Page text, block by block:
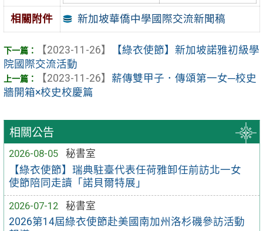
相關公告
2026-08-05
秘書室
【綠衣使節】瑞典駐臺代表任荷雅卸任前訪北一女
使節陪同走讀「諾貝爾特展」
2026-07-12
秘書室
2026第14屆綠衣使節赴美國南加州洛杉磯參訪活動
相關附件 新加坡華僑中學國際交流新聞稿
【2023-11-26】
【綠衣使節】新加坡諾雅初級學
院國際交流活動
【2023-11-26】 薪傳雙甲子．傳頌第一女─校史
牆開箱×校史校慶篇